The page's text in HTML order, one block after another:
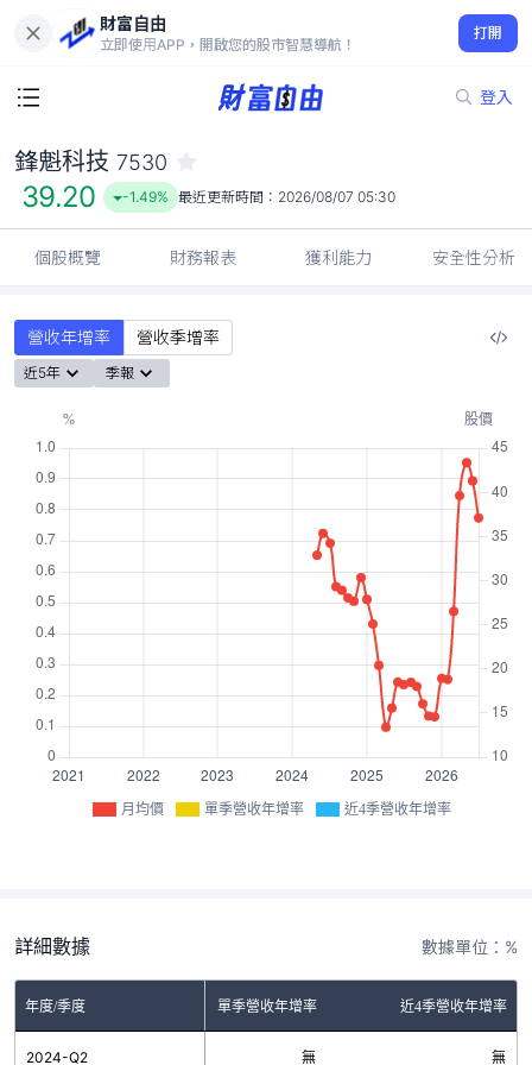
財富自由
立即使用APP，開啟您的股市智慧導航！
打開
登入
39.20
-1.49%
鋒魁科技 7530
39.20 -1.49% 最近更新時間： 2026/08/07 05:30
個股概覽 財務報表 獲利能力 安全性分析
營收年增率 營收季增率
近5年 季報
月均價 單季營收年增率 近4季營收年增率
詳細數據 數據單位：%
年度/季度 單季營收年增率 近4季營收年增率
2024-Q2 無 無